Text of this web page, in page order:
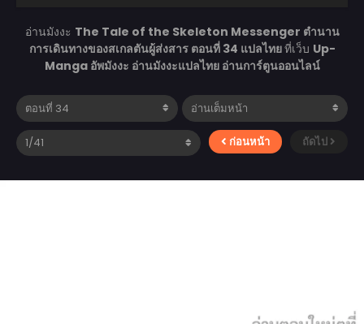
อ่านมังงะ The Tale of the Skeleton Messenger ตำนาน
การเดินทางของสเกลตันผู้ส่งสาร ตอนที่ 34 แปลไทยที่เว็บ Up-
Manga อัพมังงะ อ่านมังงะแปลไทย อ่านการ์ตูนออนไลน์
ก่อนหน้า ถัดไป